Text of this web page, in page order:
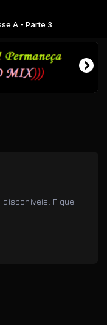
A - Parte 3
NA BOA! com RADIO MIX
Fique